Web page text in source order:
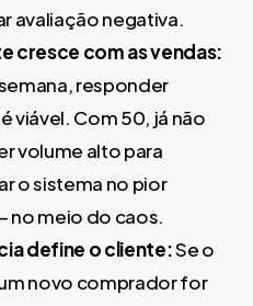
avaliação negativa.
cresce com as vendas:
responder
viável. Com 50, já não
volume alto para
o sistema no pior
no meio do caos.
define o cliente:Se o
novo comprador for